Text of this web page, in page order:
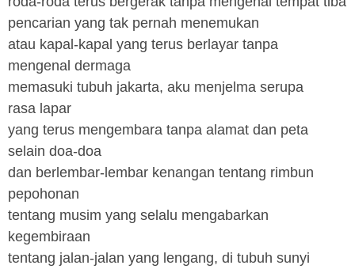
pencarian yang tak pernah menemukan
atau kapal-kapal yang terus berlayar tanpa
mengenal dermaga
memasuki tubuh jakarta, aku menjelma serupa
rasa lapar
yang terus mengembara tanpa alamat dan peta
selain doa-doa
dan berlembar-lembar kenangan tentang rimbun
pepohonan
tentang musim yang selalu mengabarkan
kegembiraan
tentang jalan-jalan yang lengang, di tubuh sunyi